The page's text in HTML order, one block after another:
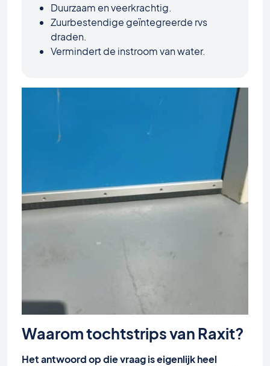
Duurzaam en veerkrachtig.
Zuurbestendige geïntegreerde rvs
draden.
Vermindert de instroom van water.
Waarom tochtstrips van Raxit?
Het antwoord op die vraag is eigenlijk heel